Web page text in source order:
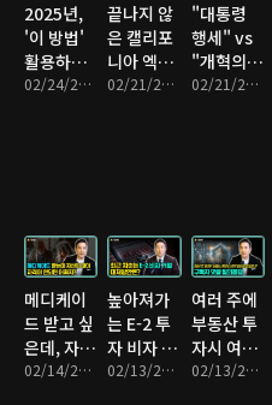
2025년,
'이 방법'
활용하면
세금 최대
02/24/2025 • 12분
끝나지 않
은 캘리포
니아 엑소
더스... 텍
02/21/2025 • 7분
"대통령
행세" vs
"개혁의
핵심 인02/21/2025 • 9분
메디케이
드 받고 싶
은데, 자산
이 많아 자
02/14/2025 • 16분
높아져가
는 E-2 투
자 비자 거
절률, 승인
02/13/2025 • 14분
여러 주에
부동산 투
자시 여러
법인? 법02/13/2025 • 12분